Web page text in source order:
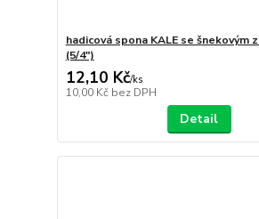
hadicová spona KALE se šnekovým
(5/4")
12,10 Kč/ks
10,00 Kč bez DPH
Detail